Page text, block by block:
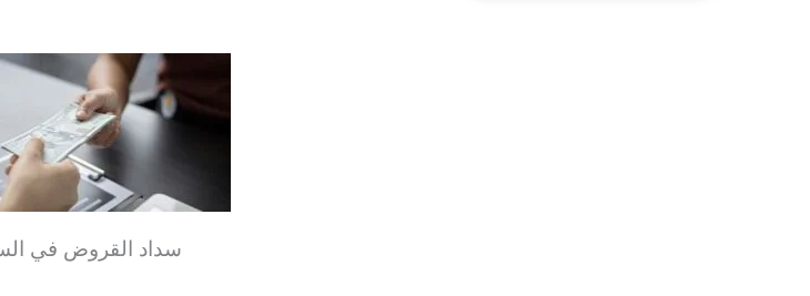
سداد القروض في